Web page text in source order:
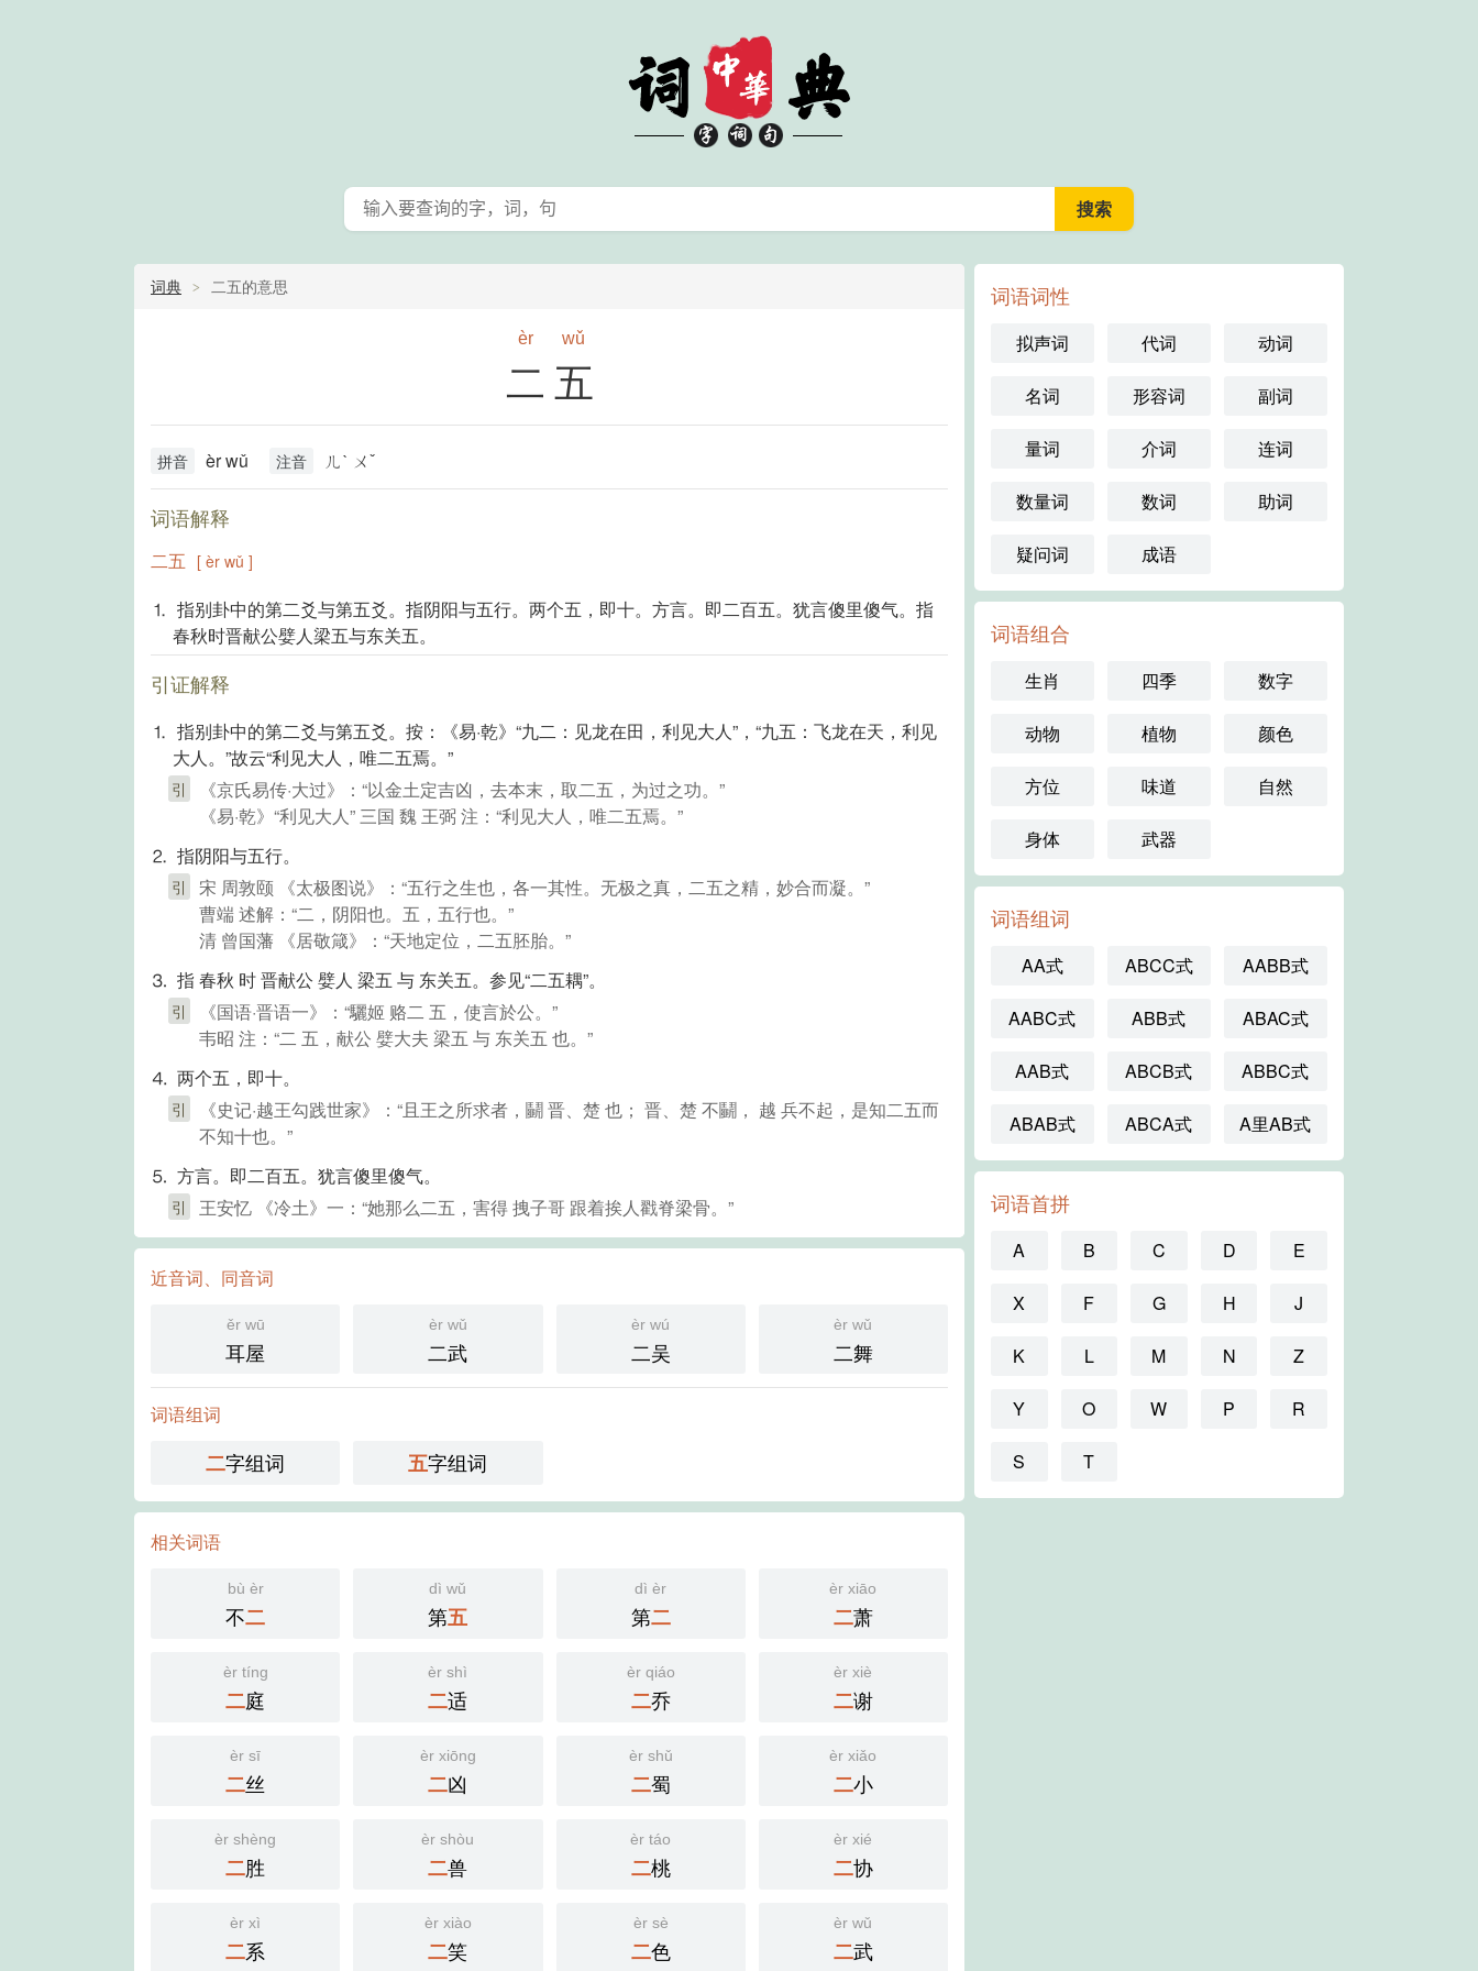
词典 二五的意思
èr wǔ
二五
拼音 èr wǔ 注音 ㄦˋ ㄨˇ
词语解释
二五 [ èr wǔ ]
⒈ 指别卦中的第二爻与第五爻。指阴阳与五行。两个五，即十。方言。即二百五。犹言傻里傻气。指
春秋时晋献公嬖人梁五与东关五。
引证解释
⒈ 指别卦中的第二爻与第五爻。按：《易·乾》“九二：见龙在田，利见大人”，“九五：飞龙在天，利见
大人。”故云“利见大人，唯二五焉。”
引
《京氏易传·大过》：“以金土定吉凶，去本末，取二五，为过之功。”
《易·乾》“利见大人” 三国 魏 王弼 注：“利见大人，唯二五焉。”
⒉ 指阴阳与五行。
引
宋 周敦颐 《太极图说》：“五行之生也，各一其性。无极之真，二五之精，妙合而凝。”
曹端 述解：“二，阴阳也。五，五行也。”
清 曾国藩 《居敬箴》：“天地定位，二五胚胎。”
⒊ 指 春秋 时 晋献公 嬖人 梁五 与 东关五。参见“二五耦”。
引
《国语·晋语一》：“驪姬 赂二 五，使言於公。”
韦昭 注：“二 五，献公 嬖大夫 梁五 与 东关五 也。”
⒋ 两个五，即十。
引
《史记·越王勾践世家》：“且王之所求者，鬭 晋、楚 也； 晋、楚 不鬭， 越 兵不起，是知二五而
不知十也。”
⒌ 方言。即二百五。犹言傻里傻气。
引 王安忆 《冷土》一：“她那么二五，害得 拽子哥 跟着挨人戳脊梁骨。”
近音词、同音词
ěr wū
耳屋
èr wǔ
二武
èr wú
二吴
èr wǔ
二舞
词语组词
二字组词 五字组词
相关词语
bù èr
不二
dì wǔ
第五
dì èr
第二
èr xiāo
二萧
èr tíng
二庭
èr shì
二适
èr qiáo
二乔
èr xiè
二谢
èr sī
二丝
èr xiōng
二凶
èr shǔ
二蜀
èr xiǎo
二小
èr shèng
二胜
èr shòu
二兽
èr táo
二桃
èr xié
二协
èr xì
二系
èr xiào
二笑
èr sè
二色
èr wǔ
二武
词语词性
拟声词 代词 动词
名词 形容词 副词
量词 介词 连词
数量词 数词 助词
疑问词 成语
词语组合
生肖 四季 数字
动物 植物 颜色
方位 味道 自然
身体 武器
词语组词
AA式 ABCC式 AABB式
AABC式 ABB式 ABAC式
AAB式 ABCB式 ABBC式
ABAB式 ABCA式 A里AB式
词语首拼
A B C D E
X F G H J
K L M N Z
Y O W P R
S T